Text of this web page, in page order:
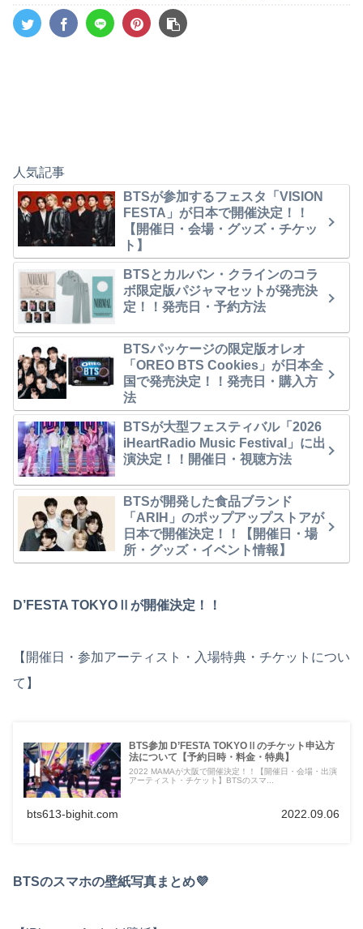
人気記事
BTSが参加するフェスタ「VISION
FESTA」が日本で開催決定！！
【開催日・会場・グッズ・チケッ
ト】
BTSとカルバン・クラインのコラ
ボ限定版パジャマセットが発売決
定！！発売日・予約方法
BTSパッケージの限定版オレオ
「OREO BTS Cookies」が日本全
国で発売決定！！発売日・購入方
法
BTSが大型フェスティバル「2026
iHeartRadio Music Festival」に出
演決定！！開催日・視聴方法
BTSが開発した食品ブランド
「ARIH」のポップアップストアが
日本で開催決定！！【開催日・場
所・グッズ・イベント情報】
D’FESTA TOKYOⅡが開催決定！！
【開催日・参加アーティスト・入場特典・チケットについ
て】
BTS参加 D’FESTA TOKYOⅡのチケット申込方
法について【予約日時・料金・特典】
2022 MAMAが大阪で開催決定！！【開催日・会場・出演
アーティスト・チケット】BTSのスマ...
bts613-bighit.com 2022.09.06
BTSのスマホの壁紙写真まとめ💜